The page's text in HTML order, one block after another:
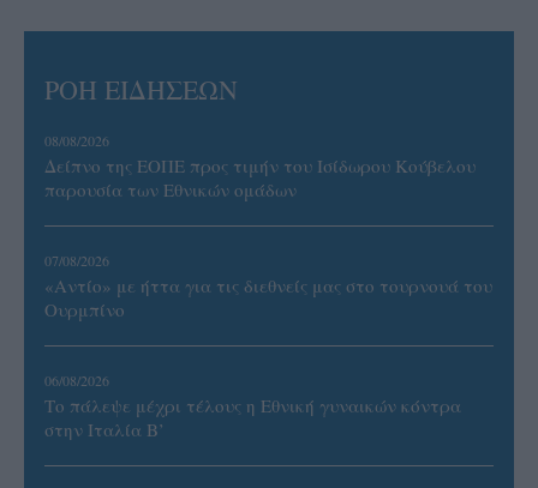
ΡΟΗ ΕΙΔΗΣΕΩΝ
08/08/2026
Δείπνο της ΕΟΠΕ προς τιμήν του Ισίδωρου Κούβελου
παρουσία των Εθνικών ομάδων
07/08/2026
«Αντίο» με ήττα για τις διεθνείς μας στο τουρνουά του
Ουρμπίνο
06/08/2026
Το πάλεψε μέχρι τέλους η Εθνική γυναικών κόντρα
στην Ιταλία Β’